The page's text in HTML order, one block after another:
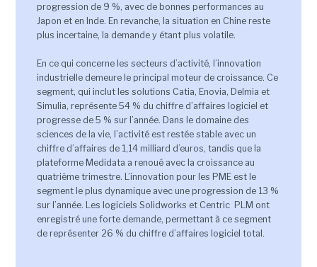
progression de 9 %, avec de bonnes performances au
Japon et en Inde. En revanche, la situation en Chine reste
plus incertaine, la demande y étant plus volatile.
En ce qui concerne les secteurs d’activité, l’innovation
industrielledemeure le principal moteur de croissance. Ce
segment, qui inclut les solutions Catia, Enovia, Delmia et
Simulia, représente 54 % du chiffre d’affaires logiciel et
progresse de 5 % sur l’année. Dans le domaine des
sciences de la vie, l’activité est restée stable avec un
chiffre d’affaires de 1,14 milliard d’euros, tandis que la
plateforme Medidata a renoué avec la croissance au
quatrième trimestre. L’innovation pour les PMEest le
segment le plus dynamique avec une progression de 13 %
sur l’année. Les logiciels Solidworks et Centric PLM ont
enregistré une forte demande, permettant à ce segment
de représenter 26 % du chiffre d’affaires logiciel total.